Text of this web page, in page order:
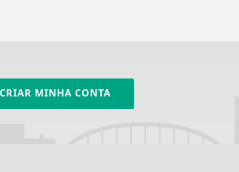
CRIAR MINHA CONTA